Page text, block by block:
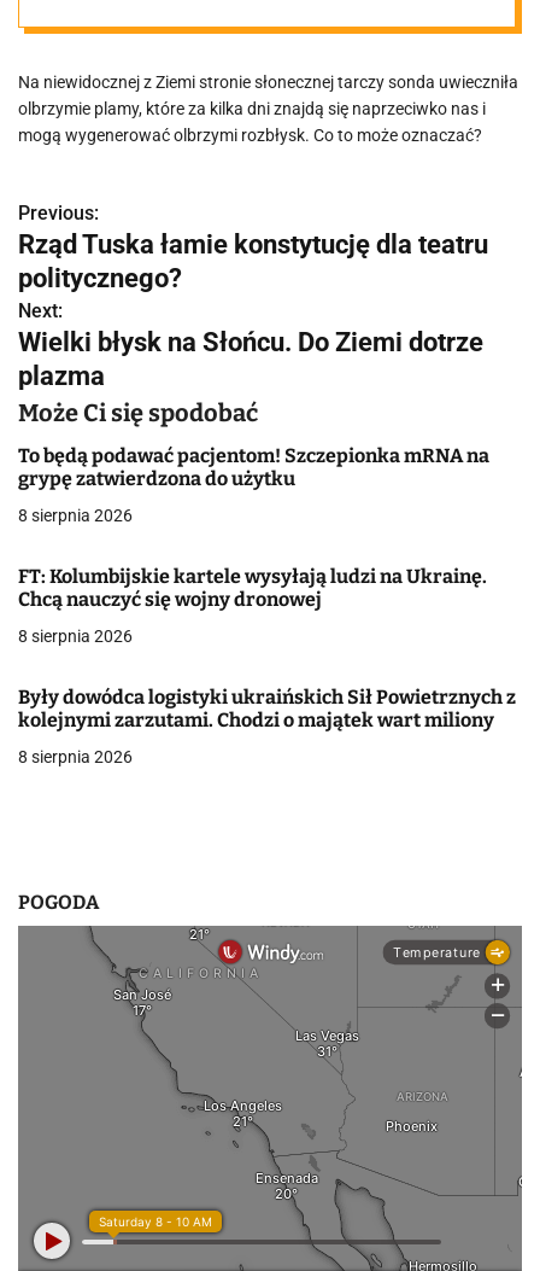
Na niewidocznej z Ziemi stronie słonecznej tarczy sonda uwieczniła
olbrzymie plamy, które za kilka dni znajdą się naprzeciwko nas i
mogą wygenerować olbrzymi rozbłysk. Co to może oznaczać?
N
a
w
i
g
a
c
a
w
i
s
Previous:
Rząd Tuska łamie konstytucję dla teatru
politycznego?
Next:
Wielki błysk na Słońcu. Do Ziemi dotrze
plazma
Może Ci się spodobać
To będą podawać pacjentom! Szczepionka mRNA na
grypę zatwierdzona do użytku
8 sierpnia 2026
FT: Kolumbijskie kartele wysyłają ludzi na Ukrainę.
Chcą nauczyć się wojny dronowej
8 sierpnia 2026
Były dowódca logistyki ukraińskich Sił Powietrznych z
kolejnymi zarzutami. Chodzi o majątek wart miliony
8 sierpnia 2026
POGODA